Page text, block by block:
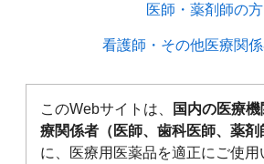
医師・薬剤師の方​
看護師・その他医療関
このWebサイトは、
国内の医療
療関係者（医師、歯科医師、薬剤
に、医療用医薬品を適正にご使